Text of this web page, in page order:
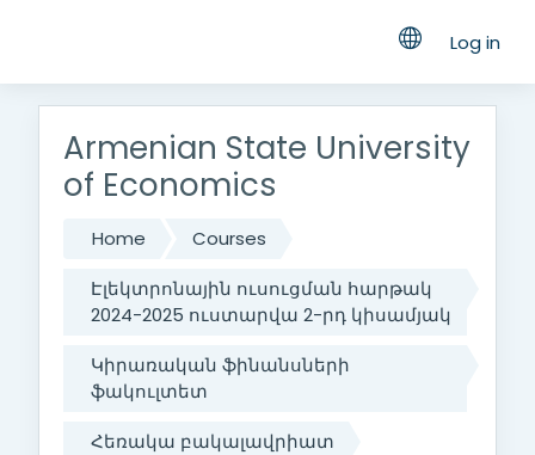
Log in
Armenian State University
of Economics
Home
Courses
Էլեկտրոնային ուսուցման հարթակ
2024-2025 ուստարվա 2-րդ կիսամյակ
Կիրառական ֆինանսների
ֆակուլտետ
Հեռակա բակալավրիատ